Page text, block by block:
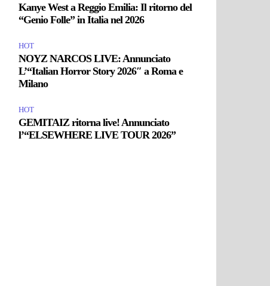
Kanye West a Reggio Emilia: Il ritorno del
“Genio Folle” in Italia nel 2026
HOT
NOYZ NARCOS LIVE: Annunciato
L’“Italian Horror Story 2026″ a Roma e
Milano
HOT
GEMITAIZ ritorna live! Annunciato
l’“ELSEWHERE LIVE TOUR 2026”